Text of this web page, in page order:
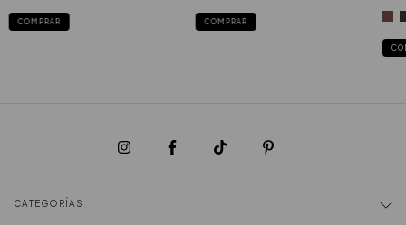
COMPRAR COMPRAR
CATEGORÍAS